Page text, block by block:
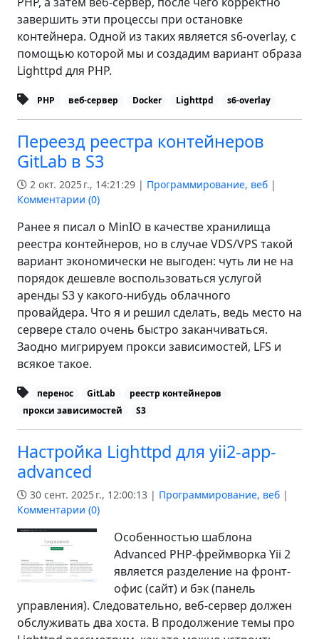
завершить эти процессы при остановке
контейнера. Одной из таких является s6-overlay, с
помощью которой мы и создадим вариант образа
Lighttpd для PHP.
PHP веб-сервер Docker Lighttpd s6-overlay
Переезд реестра контейнеров
GitLab в S3
2 окт. 2025 г., 14:21:29 | Программирование, веб |
Комментарии (0)
Ранее я писал о MinIO в качестве хранилища
реестра контейнеров, но в случае VDS/VPS такой
вариант экономически не выгоден: чуть ли не на
порядок дешевле воспользоваться услугой
аренды S3 у какого-нибудь облачного
провайдера. Что я и решил сделать, ведь место на
сервере стало очень быстро заканчиваться.
Заодно мигрируем прокси зависимостей, LFS и
всякое такое.
перенос GitLab
реестр контейнеров
прокси зависимостей
S3
Настройка Lighttpd для yii2-app-
advanced
30 сент. 2025 г., 12:00:13 | Программирование, веб |
Комментарии (0)
Особенностью шаблона
Advanced PHP-фреймворка Yii 2
является разделение на фронт-
офис (сайт) и бэк (панель
управления). Следовательно, веб-сервер должен
обслуживать два хоста. В продолжение темы про